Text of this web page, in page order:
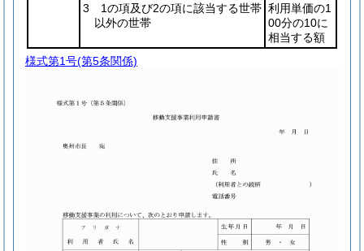
3 1の項及び2の項に該当する世帯
以外の世帯
利用単価の1
00分の10に
相当する額
様式第1号(第5条関係)